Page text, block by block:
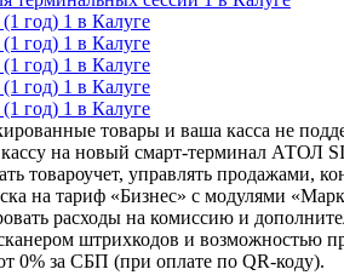
товары и ваша касса не
кассу на новый смарт-терминал АТОЛ
товароучет, управлять продажами,
на тариф «Бизнес» с модулями
расходы на комиссию и
штрихкодов и возможностью
0% за СБП (при оплате по QR-коду).